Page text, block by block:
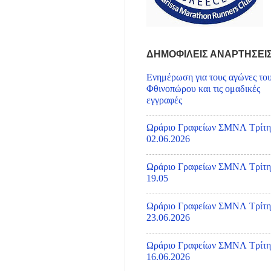
ΔΗΜΟΦΙΛΕΙΣ
Ενημέρωση για τους αγώνες
Φθινοπώρου και τις ομαδικές
εγγραφές
Ωράριο Γραφείων ΣΜΝΛ Τρίτη
02.06.2026
Ωράριο Γραφείων ΣΜΝΛ Τρίτη
19.05
Ωράριο Γραφείων ΣΜΝΛ Τρίτη
23.06.2026
Ωράριο Γραφείων ΣΜΝΛ Τρίτη
16.06.2026